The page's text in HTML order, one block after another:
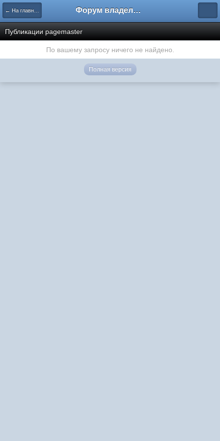
← На главную Форум владельцев интернет-магазинов
Публикации pagemaster
По вашему запросу ничего не найдено.
Полная версия